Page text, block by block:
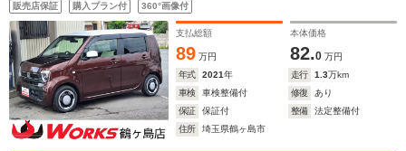
販売店保証 購入プラン付 360°画像付
支払総額
89 万円
本体価格
82.0 万円
年式
2021年 走行 1.3万km
車検
車検整備付 修復
あり
保証
保証付 整備
法定整備付
住所
埼玉県鶴ヶ島市